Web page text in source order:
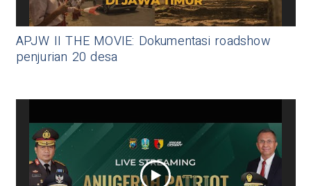
APJW II THE MOVIE: Dokumentasi roadshow
penjurian 20 desa